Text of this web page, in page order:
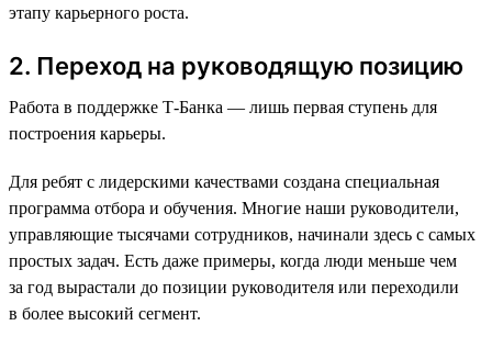
этапу карьерного роста.
2. Переход на руководящую позицию
Работа в поддержке Т-Банка — лишь первая ступень для
построения карьеры.
Для ребят с лидерскими качествами создана специальная
программа отбора и обучения. Многие наши руководители,
управляющие тысячами сотрудников, начинали здесь с самых
простых задач. Есть даже примеры, когда люди меньше чем
за год вырастали до позиции руководителя или переходили
в более высокий сегмент.